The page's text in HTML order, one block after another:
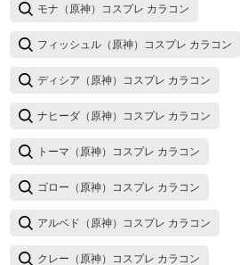
モナ（原神）コスプレ カラコン
フィッシュル（原神）コスプレ カラコン
ディシア（原神）コスプレ カラコン
ナヒーダ（原神）コスプレ カラコン
トーマ（原神）コスプレ カラコン
ゴロー（原神）コスプレ カラコン
アルベド（原神）コスプレ カラコン
クレー（原神）コスプレ カラコン